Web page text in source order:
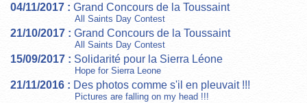
04/11/2017 : Grand Concours de la Toussaint
All Saints Day Contest
21/10/2017 : Grand Concours de la Toussaint
All Saints Day Contest
15/09/2017 : Solidarité pour la Sierra Léone
Hope for Sierra Leone
21/11/2016 : Des photos comme s'il en pleuvait !!!
Pictures are falling on my head !!!